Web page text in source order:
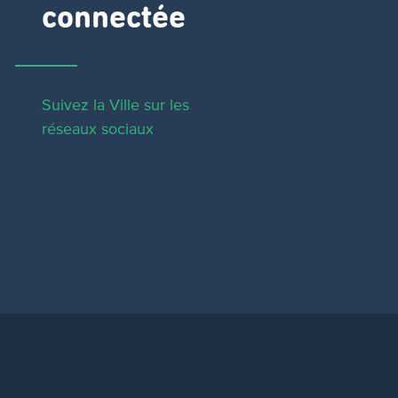
connectée
Suivez la Ville sur les
réseaux sociaux